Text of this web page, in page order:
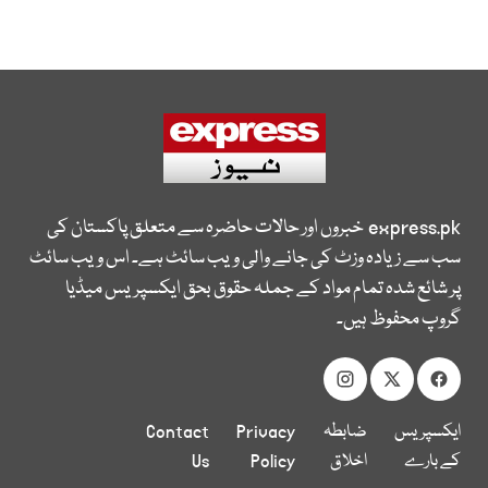
express.pkخبروں اور حالات حاضرہ سے متعلق پاکستان کی
سب سے زیادہ وزٹ کی جانے والی ویب سائٹ ہے۔ اس ویب سائٹ
پر شائع شدہ تمام مواد کے جملہ حقوق بحق ایکسپریس میڈیا
گروپ محفوظ ہیں۔
ایکسپریس
کے بارے
ضابطہ
اخلاق
Privacy
Policy
Contact
Us